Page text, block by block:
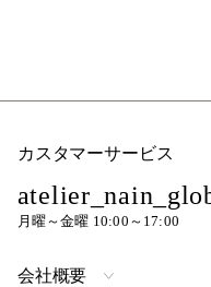
カスタマーサービス
月曜～金曜 10:00～17:00
会社概要